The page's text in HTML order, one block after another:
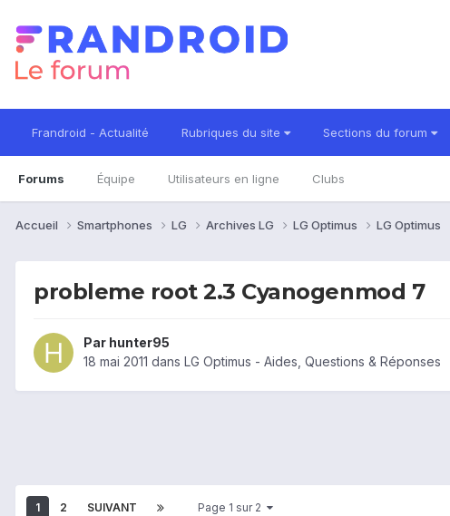
Frandroid - Actualité Rubriques du site Sections du forum
Forums Équipe Utilisateurs en ligne Clubs
Accueil Smartphones LG Archives LG LG Optimus LG Optimus
probleme root 2.3 Cyanogenmod 7
Par hunter95
18 mai 2011 dans LG Optimus - Aides, Questions & Réponses
1 2 SUIVANT Page 1 sur 2